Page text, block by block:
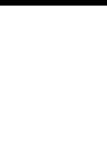
SERVICE CLIENTS